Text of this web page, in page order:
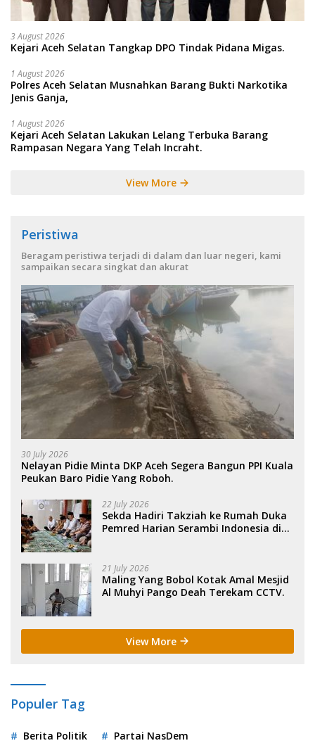
3 August 2026
Kejari Aceh Selatan Tangkap DPO Tindak Pidana Migas.
1 August 2026
Polres Aceh Selatan Musnahkan Barang Bukti Narkotika
Jenis Ganja,
1 August 2026
Kejari Aceh Selatan Lakukan Lelang Terbuka Barang
Rampasan Negara Yang Telah Incraht.
View More
Peristiwa
Beragam peristiwa terjadi di dalam dan luar negeri, kami
sampaikan secara singkat dan akurat
30 July 2026
Nelayan Pidie Minta DKP Aceh Segera Bangun PPI Kuala
Peukan Baro Pidie Yang Roboh.
22 July 2026
Sekda Hadiri Takziah ke Rumah Duka
Pemred Harian Serambi Indonesia di
21 July 2026
Maling Yang Bobol Kotak Amal Mesjid
Al Muhyi Pango Deah Terekam CCTV.
View More
Populer Tag
Berita Politik Partai NasDem